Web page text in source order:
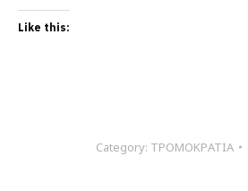
Like this:
Category: ΤΡΟΜΟΚΡΑΤΙΑ